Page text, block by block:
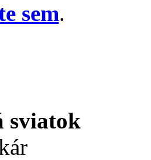
sem.
sviatok